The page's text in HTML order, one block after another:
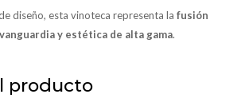
diseño, esta vinoteca representa la fusión
y estética de alta gama.
producto